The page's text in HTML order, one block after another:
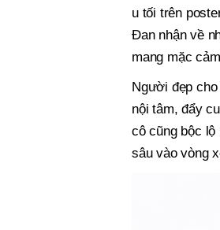
u tối trên
Đan nhận về
mang mặc
Người đẹp
nội tâm, đẩy
cô cũng bộc
sâu vào vòng